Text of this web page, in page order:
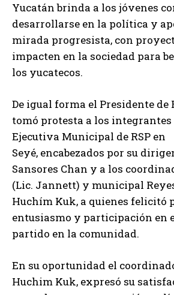
Yucatán brinda a los jóvenes
desarrollarse en la política y
mirada progresista, con
impacten en la sociedad para
los yucatecos.
De igual forma el Presidente de
tomó protesta a los integrantes
Ejecutiva Municipal de RSP en
Seyé, encabezados por su
Sansores Chan y a los
(Lic. Jannett) y municipal
Huchím Kuk, a quienes felicitó
entusiasmo y participación en
partido en la comunidad.
En su oportunidad el
Huchim Kuk, expresó su